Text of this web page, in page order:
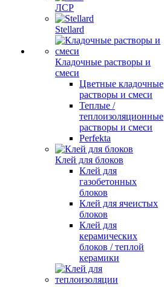
ЛСР
Stellard
Кладочные растворы и
смеси
Цветные кладочные
растворы и смеси
Теплые /
теплоизоляционные
растворы и смеси
Perfekta
Клей для блоков
Клей для
газобетонных
блоков
Клей для ячеистых
блоков
Клей для
керамических
блоков / теплой
керамики